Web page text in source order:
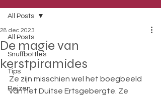
All Posts
Snuffbottles
Tips
Reizen
All Posts
De magie van
kerstpiramides
28 dec 2023
Ze zijn misschien wel het boegbeeld
van het Duitse Ertsgebergte. Ze